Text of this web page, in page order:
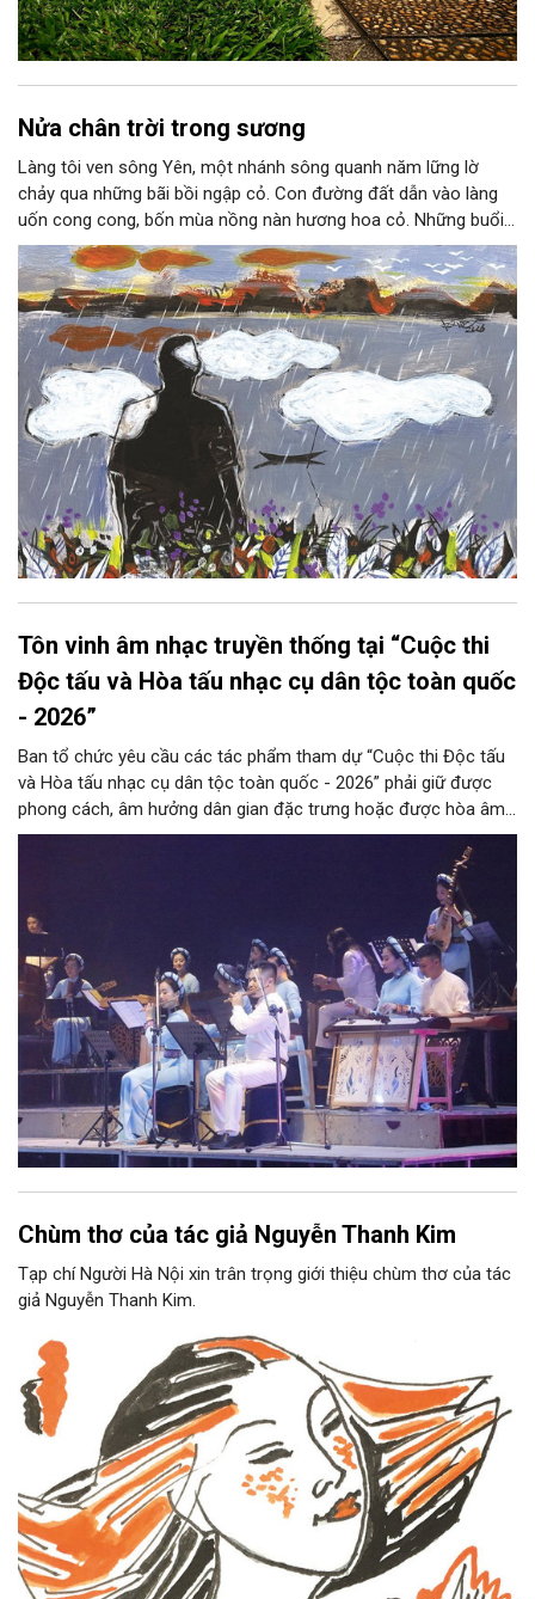
Nửa chân trời trong sương
Làng tôi ven sông Yên, một nhánh sông quanh năm lững lờ
chảy qua những bãi bồi ngập cỏ. Con đường đất dẫn vào làng
uốn cong cong, bốn mùa nồng nàn hương hoa cỏ. Những buổi
hoàng hôn, khi nắng đã dịu xuống phía cuối sông, đám hoa tím
lại thẫm màu như có ai vừa rắc lên một lớp khói.
Tôn vinh âm nhạc truyền thống tại “Cuộc thi
Độc tấu và Hòa tấu nhạc cụ dân tộc toàn quốc
- 2026”
Ban tổ chức yêu cầu các tác phẩm tham dự “Cuộc thi Độc tấu
và Hòa tấu nhạc cụ dân tộc toàn quốc - 2026” phải giữ được
phong cách, âm hưởng dân gian đặc trưng hoặc được hòa âm,
phối khí mới trên nền tảng làn điệu âm nhạc truyền thống Việt
Nam, đồng thời phải được trình diễn trực tiếp bằng nhạc cụ dân
Chùm thơ của tác giả Nguyễn Thanh Kim
Tạp chí Người Hà Nội xin trân trọng giới thiệu chùm thơ của tác
giả Nguyễn Thanh Kim.